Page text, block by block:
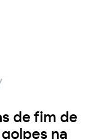
de fim de
na